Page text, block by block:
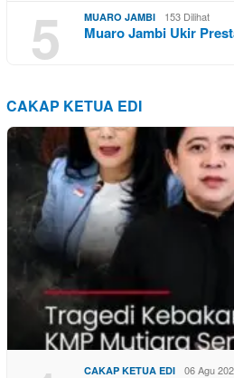
5
MUARO JAMBI 153 Dilihat
Muaro Jambi Ukir
CAKAP KETUA EDI
CAKAP KETUA EDI 06 Agu